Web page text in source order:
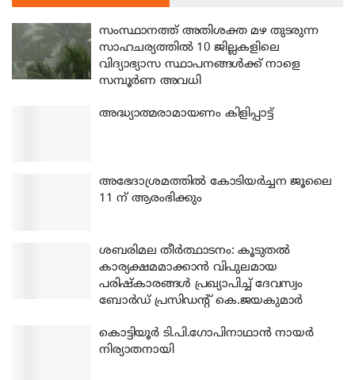
സംസ്ഥാനത്ത് അതിശക്ത മഴ തുടരുന്ന
സാഹചര്യത്തിൽ 10 ജില്ലകളിലെ
വിദ്യാഭ്യാസ സ്ഥാപനങ്ങൾക്ക് നാളെ
സമ്പൂർണ അവധി
അദ്ധ്യാത്മരാമായണം കിളിപ്പാട്ട്
അഭേദാശ്രമത്തില്‍ കോടിയര്‍ച്ചന ജൂലൈ
11 ന് ആരംഭിക്കും
ശബരിമല തീര്‍ത്ഥാടനം: കൂടുതല്‍
കാര്യക്ഷമമാക്കാന്‍ വിപുലമായ
പരിഷ്‌കാരങ്ങള്‍ പ്രഖ്യാപിച്ച് ദേവസ്വം
ബോര്‍ഡ് പ്രസിഡന്റ് കെ.ജയകുമാര്‍
കൊട്ടിയൂര്‍ ടി.പി.ഗോപിനാഥാന്‍ നായര്‍
നിര്യാതനായി